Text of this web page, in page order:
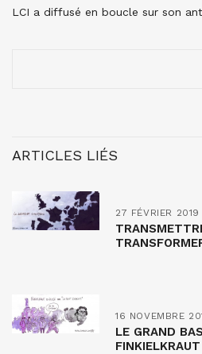
LCI a diffusé en boucle sur son
ARTICLES LIÉS
27 FÉVRIER 2019
16 NOVEMBRE
LE GRAND